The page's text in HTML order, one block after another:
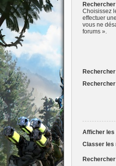
Choisissez
effectuer
vous ne
forums ».
Afficher les
Classer les